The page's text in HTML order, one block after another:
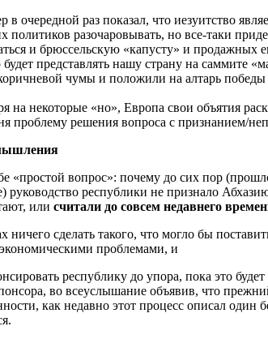
в очередной раз показал, что иезуитство
политиков разочаровывать, но все-таки
и брюссельскую «капусту» и продажных
будет представлять нашу страну на саммите
чумы и положили на алтарь победы
на некоторые «но», Европа свои объятия
проблему решения вопроса с признанием/
«простой вопрос»: почему до сих пор
руководство республики не признало
или считали до совсем недавнего
ничего сделать такого, что могло бы
проблемами, и
республику до упора, пока это
во всеуслышание объявив, что
как недавно этот процесс описал один